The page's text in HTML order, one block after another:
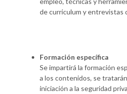
de curriculum y entrevistas
Formación específica
Se impartirá la formación
a los contenidos, se
iniciación a la seguridad